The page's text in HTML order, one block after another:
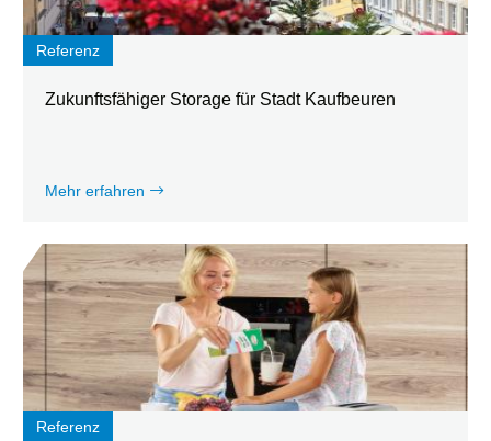
Referenz
Zukunftsfähiger Storage für Stadt Kaufbeuren
Mehr erfahren
Referenz